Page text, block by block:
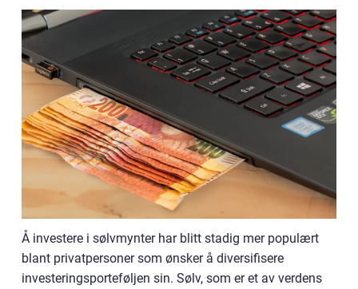
Å investere i sølvmynter har blitt stadig mer populært
blant privatpersoner som ønsker å diversifisere
investeringsporteføljen sin. Sølv, som er et av verdens